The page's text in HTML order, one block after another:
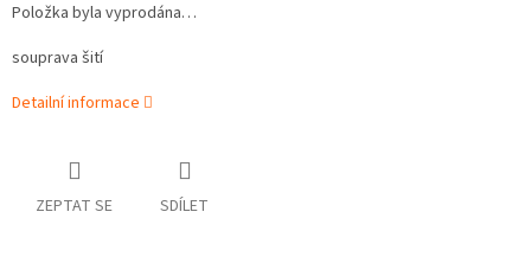
Položka byla vyprodána…
souprava šití
Detailní informace
ZEPTAT SE SDÍLET